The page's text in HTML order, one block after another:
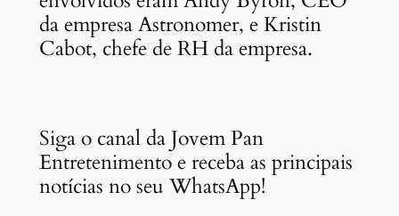
da empresa Astronomer, e Kristin
Cabot, chefe de RH da empresa.
Siga o canal da Jovem Pan
Entretenimento e receba as principais
notícias no seu WhatsApp!